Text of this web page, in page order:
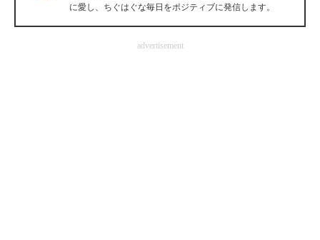
経営リーダーのコミュニティ
マーケ×ITの今がよく分かる
に愛し、ちぐはぐな毎日をポジティブに発信します。
advertisement